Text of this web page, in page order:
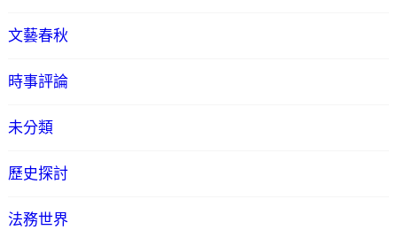
文藝春秋
時事評論
未分類
歷史探討
法務世界